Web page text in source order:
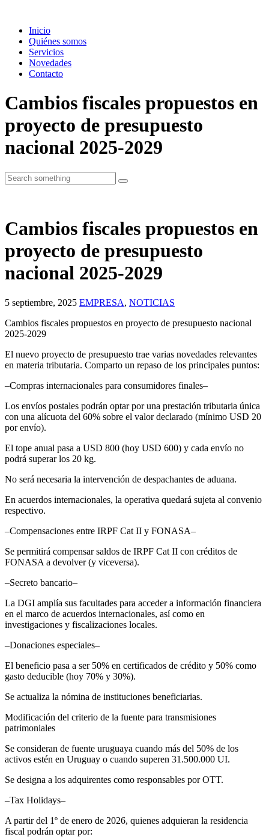
Inicio
Quiénes somos
Servicios
Novedades
Contacto
Cambios fiscales propuestos en
proyecto de presupuesto
nacional 2025-2029
Cambios fiscales propuestos en
proyecto de presupuesto
nacional 2025-2029
5 septiembre, 2025 EMPRESA, NOTICIAS
Cambios fiscales propuestos en proyecto de presupuesto nacional
2025-2029
El nuevo proyecto de presupuesto trae varias novedades relevantes
en materia tributaria. Comparto un repaso de los principales puntos:
–Compras internacionales para consumidores finales–
Los envíos postales podrán optar por una prestación tributaria única
con una alícuota del 60% sobre el valor declarado (mínimo USD 20
por envío).
El tope anual pasa a USD 800 (hoy USD 600) y cada envío no
podrá superar los 20 kg.
No será necesaria la intervención de despachantes de aduana.
En acuerdos internacionales, la operativa quedará sujeta al convenio
respectivo.
–Compensaciones entre IRPF Cat II y FONASA–
Se permitirá compensar saldos de IRPF Cat II con créditos de
FONASA a devolver (y viceversa).
–Secreto bancario–
La DGI amplía sus facultades para acceder a información financiera
en el marco de acuerdos internacionales, así como en
investigaciones y fiscalizaciones locales.
–Donaciones especiales–
El beneficio pasa a ser 50% en certificados de crédito y 50% como
gasto deducible (hoy 70% y 30%).
Se actualiza la nómina de instituciones beneficiarias.
Modificación del criterio de la fuente para transmisiones
patrimoniales
Se consideran de fuente uruguaya cuando más del 50% de los
activos estén en Uruguay o cuando superen 31.500.000 UI.
Se designa a los adquirentes como responsables por OTT.
–Tax Holidays–
A partir del 1º de enero de 2026, quienes adquieran la residencia
fiscal podrán optar por: